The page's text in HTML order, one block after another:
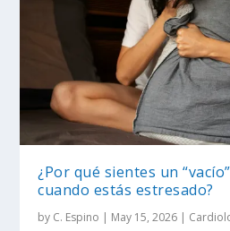
¿Por qué sientes un
cuando estás estresado?
by C. Espino | May 15, 2026 |